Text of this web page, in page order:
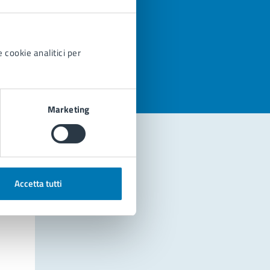
cookie analitici per
Marketing
Accetta tutti